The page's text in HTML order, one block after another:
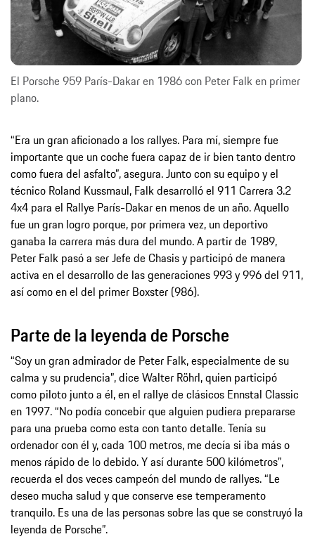
El Porsche 959 París-Dakar en 1986 con Peter Falk en primer
plano.
“Era un gran aficionado a los rallyes. Para mí, siempre fue
importante que un coche fuera capaz de ir bien tanto dentro
como fuera del asfalto”, asegura. Junto con su equipo y el
técnico Roland Kussmaul, Falk desarrolló el 911 Carrera 3.2
4x4 para el Rallye París-Dakar en menos de un año. Aquello
fue un gran logro porque, por primera vez, un deportivo
ganaba la carrera más dura del mundo. A partir de 1989,
Peter Falk pasó a ser Jefe de Chasis y participó de manera
activa en el desarrollo de las generaciones 993 y 996 del 911,
así como en el del primer Boxster (986).
Parte de la leyenda de Porsche
“Soy un gran admirador de Peter Falk, especialmente de su
calma y su prudencia”, dice Walter Röhrl, quien participó
como piloto junto a él, en el rallye de clásicos Ennstal Classic
en 1997. “No podía concebir que alguien pudiera prepararse
para una prueba como esta con tanto detalle. Tenía su
ordenador con él y, cada 100 metros, me decía si iba más o
menos rápido de lo debido. Y así durante 500 kilómetros”,
recuerda el dos veces campeón del mundo de rallyes. “Le
deseo mucha salud y que conserve ese temperamento
tranquilo. Es una de las personas sobre las que se construyó la
leyenda de Porsche”.